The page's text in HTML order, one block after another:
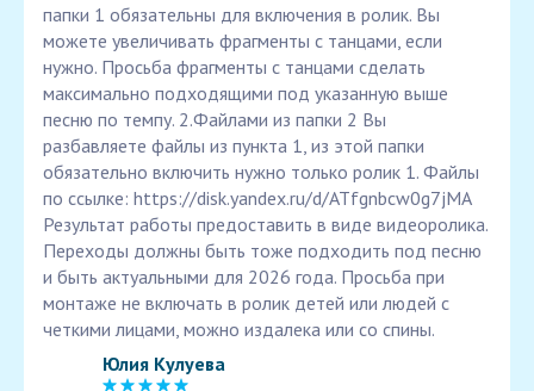
папки 1 обязательны для включения в ролик. Вы
можете увеличивать фрагменты с танцами, если
нужно. Просьба фрагменты с танцами сделать
максимально подходящими под указанную выше
песню по темпу. 2.Файлами из папки 2 Вы
разбавляете файлы из пункта 1, из этой папки
обязательно включить нужно только ролик 1. Файлы
по ссылке: https://disk.yandex.ru/d/ATfgnbcw0g7jMA
Результат работы предоставить в виде видеоролика.
Переходы должны быть тоже подходить под песню
и быть актуальными для 2026 года. Просьба при
монтаже не включать в ролик детей или людей с
четкими лицами, можно издалека или со спины.
Юлия Кулуева